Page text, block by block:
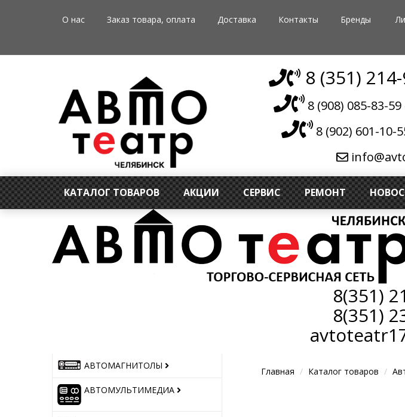
О нас Заказ товара, оплата Доставка Контакты Бренды
8 (351)
8 (908) 085-83-
8 (902) 601-10-
КАТАЛОГ ТОВАРОВ АКЦИИ СЕРВИС РЕМОНТ
8(351)
8(351)
АВТОМАГНИТОЛЫ
АВТОМУЛЬТИМЕДИА
Главная Каталог товаров